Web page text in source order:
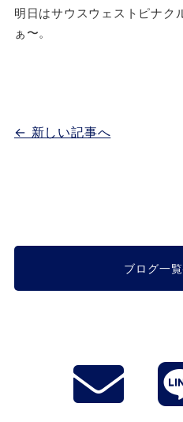
明日はサウスウェストピナク
ぁ〜。
← 新しい記事へ
ブログ一